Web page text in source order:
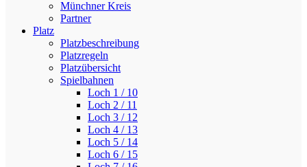
Münchner Kreis
Partner
Platz
Platzbeschreibung
Platzregeln
Platzübersicht
Spielbahnen
Loch 1 / 10
Loch 2 / 11
Loch 3 / 12
Loch 4 / 13
Loch 5 / 14
Loch 6 / 15